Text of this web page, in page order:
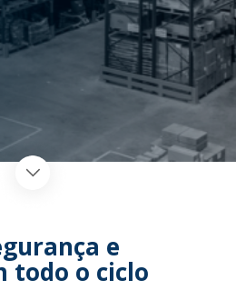
e
todo o ciclo